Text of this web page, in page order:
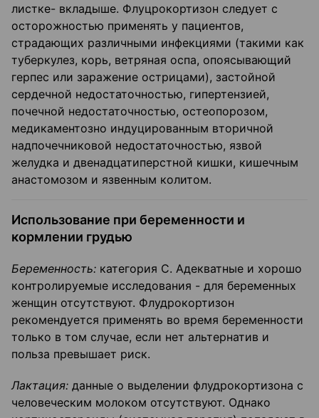
листке- вкладыше. Флуцрокортизон следует с
осторожностью применять у пациентов,
страдающих различными инфекциями (такими как
туберкулез, корь, ветряная оспа, опоясывающий
герпес или заражение острицами), застойной
сердечной недостаточностью, гипертензией,
почечной недостаточностью, остеопорозом,
медикаментозно индуцированным вторичной
надпочечниковой недостаточностью, язвой
желудка и двенадцатиперстной кишки, кишечным
анастомозом и язвенным колитом.
Использование при беременности и
кормлении грудью
Беременность: категория С. Адекватные и хорошо
контролируемые исследования - для беременных
женщин отсутствуют. Флудрокортизон
рекомендуется применять во время беременности
только в том случае, если нет альтернатив и
польза превышает риск.
Лактация: данные о выделении флудрокортизона с
человеческим молоком отсутствуют. Однако